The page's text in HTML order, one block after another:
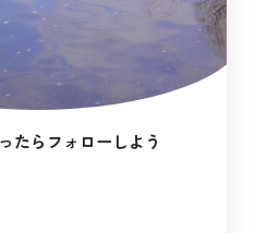
たらフォローしよう